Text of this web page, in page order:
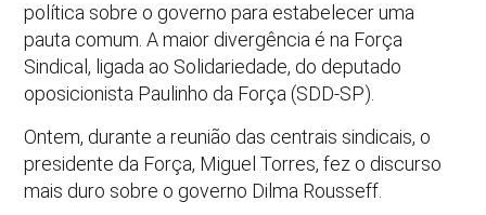
política sobre o governo para estabelecer uma
pauta comum. A maior divergência é na Força
Sindical, ligada ao Solidariedade, do deputado
oposicionista Paulinho da Força (SDD-SP).
Ontem, durante a reunião das centrais sindicais, o
presidente da Força, Miguel Torres, fez o discurso
mais duro sobre o governo Dilma Rousseff.